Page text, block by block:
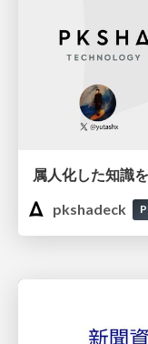
属人化した知識
pkshadeck